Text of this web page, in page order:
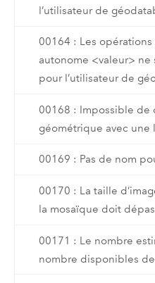
l’utilisateur de
00164 : Les
autonome <valeur> ne
pour l’utilisateur de
00168 : Impossible de
géométrique avec une
00169 : Pas de nom
00170 : La taille
la mosaïque doit
00171 : Le nombre
nombre disponibles